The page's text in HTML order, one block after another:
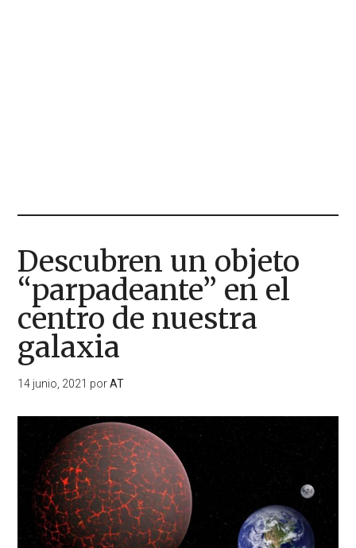
Descubren un objeto
“parpadeante” en el
centro de nuestra
galaxia
14 junio, 2021 porAT